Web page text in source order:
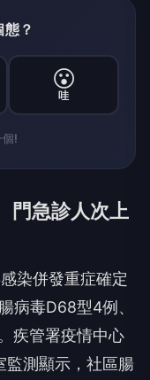
？
😮
哇
!
門急診人次上
染併發重症確定
病毒D68型4例、
疾管署疫情中心
監測顯示，社區腸